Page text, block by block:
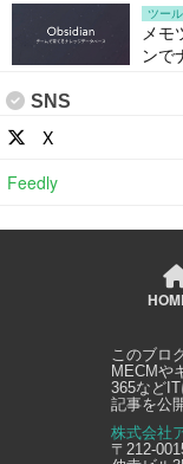
ツール
メモ
ンで
SNS
X
Feedly
このブロ
MECMや
365など
記事を公
株式会社
〒212-